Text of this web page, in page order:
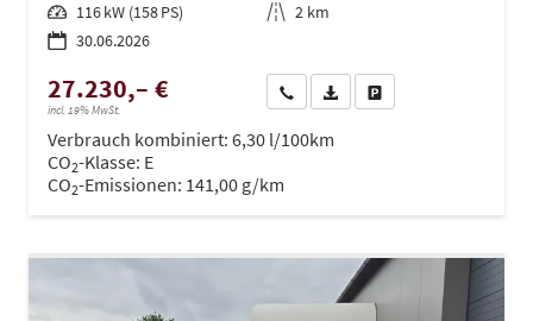
Leistung 116 kW (158 PS) Kilometerstand 2 km
30.06.2026
27.230,– €
incl. 19% MwSt.
Wir rufen Sie anPDF-Datei, Fahrzeugexposé
Verbrauch kombiniert: 6,30 l/100km
CO2-Klasse: E
CO2-Emissionen: 141,00 g/km